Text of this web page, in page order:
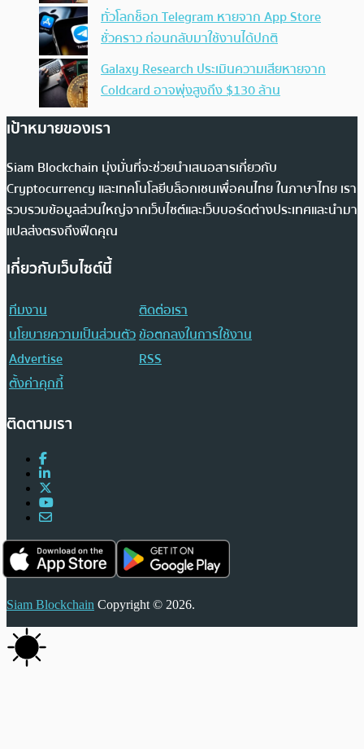
ทั่วโลกช็อก Telegram หายจาก App Store
ชั่วคราว ก่อนกลับมาใช้งานได้ปกติ
Galaxy Research ประเมินความเสียหายจาก
Coldcard อาจพุ่งสูงถึง $130 ล้าน
เป้าหมายของเรา
Siam Blockchain มุ่งมั่นที่จะช่วยนำเสนอสารเกี่ยวกับ
Cryptocurrency และเทคโนโลยีบล็อกเชนเพื่อคนไทย ในภาษาไทย เรา
รวบรวมข้อมูลส่วนใหญ่จากเว็บไซต์และเว็บบอร์ดต่างประเทศและนำมา
แปลส่งตรงถึงฟีดคุณ
เกี่ยวกับเว็บไซต์นี้
ทีมงาน
ติดต่อเรา
นโยบายความเป็นส่วนตัวข้อตกลงในการใช้งาน
Advertise
RSS
ตั้งค่าคุกกี้
ติดตามเรา
Siam Blockchain Copyright © 2026.